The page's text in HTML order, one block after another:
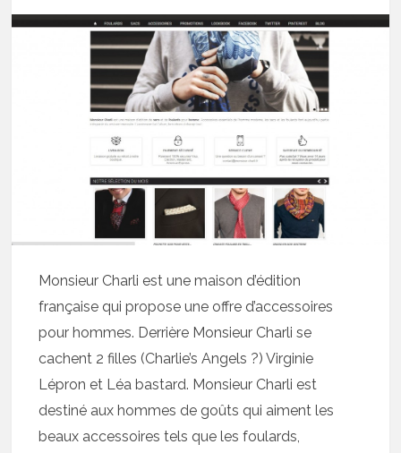
Monsieur Charli est une maison d’édition
française qui propose une offre d’accessoires
pour hommes. Derrière Monsieur Charli se
cachent 2 filles (Charlie’s Angels ?) Virginie
Lépron et Léa bastard. Monsieur Charli est
destiné aux hommes de goûts qui aiment les
beaux accessoires tels que les foulards,